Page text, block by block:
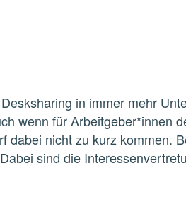
in immer mehr
wenn fürArbeitgeber*innen
dabei nicht zu kurz kommen.
Dabei sind die